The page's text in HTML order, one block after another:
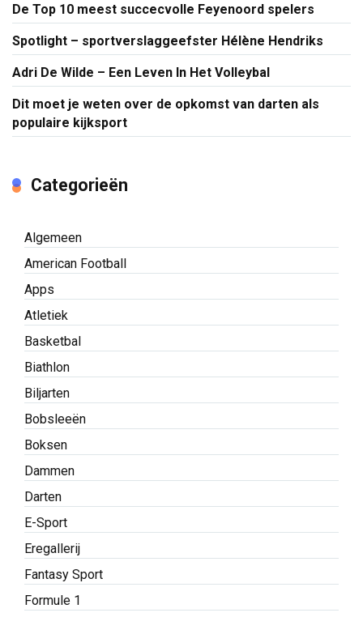
De Top 10 meest succecvolle Feyenoord spelers
Spotlight – sportverslaggeefster Hélène Hendriks
Adri De Wilde – Een Leven In Het Volleybal
Dit moet je weten over de opkomst van darten als
populaire kijksport
Categorieën
Algemeen
American Football
Apps
Atletiek
Basketbal
Biathlon
Biljarten
Bobsleeën
Boksen
Dammen
Darten
E-Sport
Eregallerij
Fantasy Sport
Formule 1